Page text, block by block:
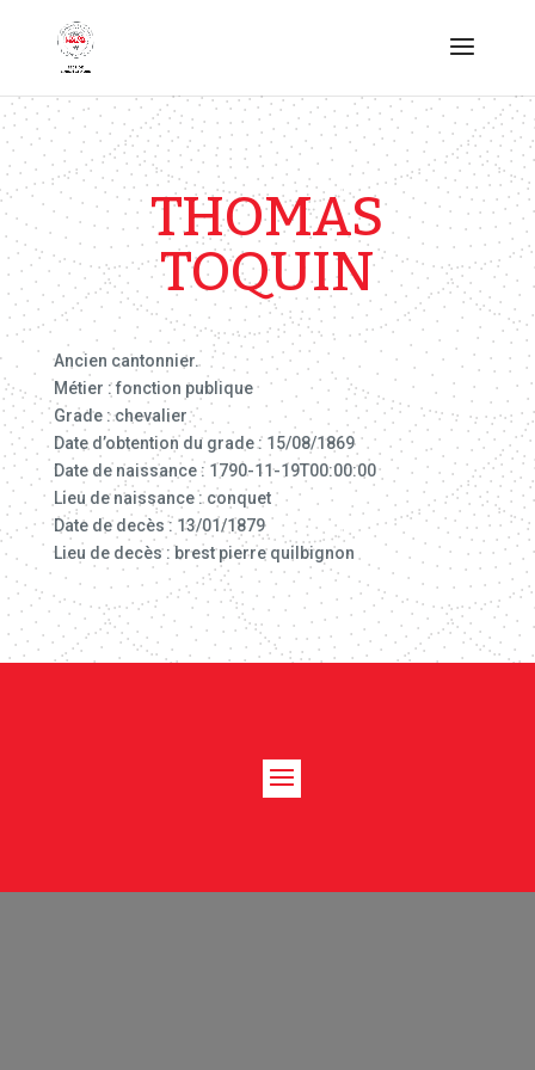
THOMAS
TOQUIN
Ancien cantonnier.
Métier : fonction publique
Grade : chevalier
Date d’obtention du grade : 15/08/1869
Date de naissance : 1790-11-19T00:00:00
Lieu de naissance : conquet
Date de decès : 13/01/1879
Lieu de decès : brest pierre quilbignon